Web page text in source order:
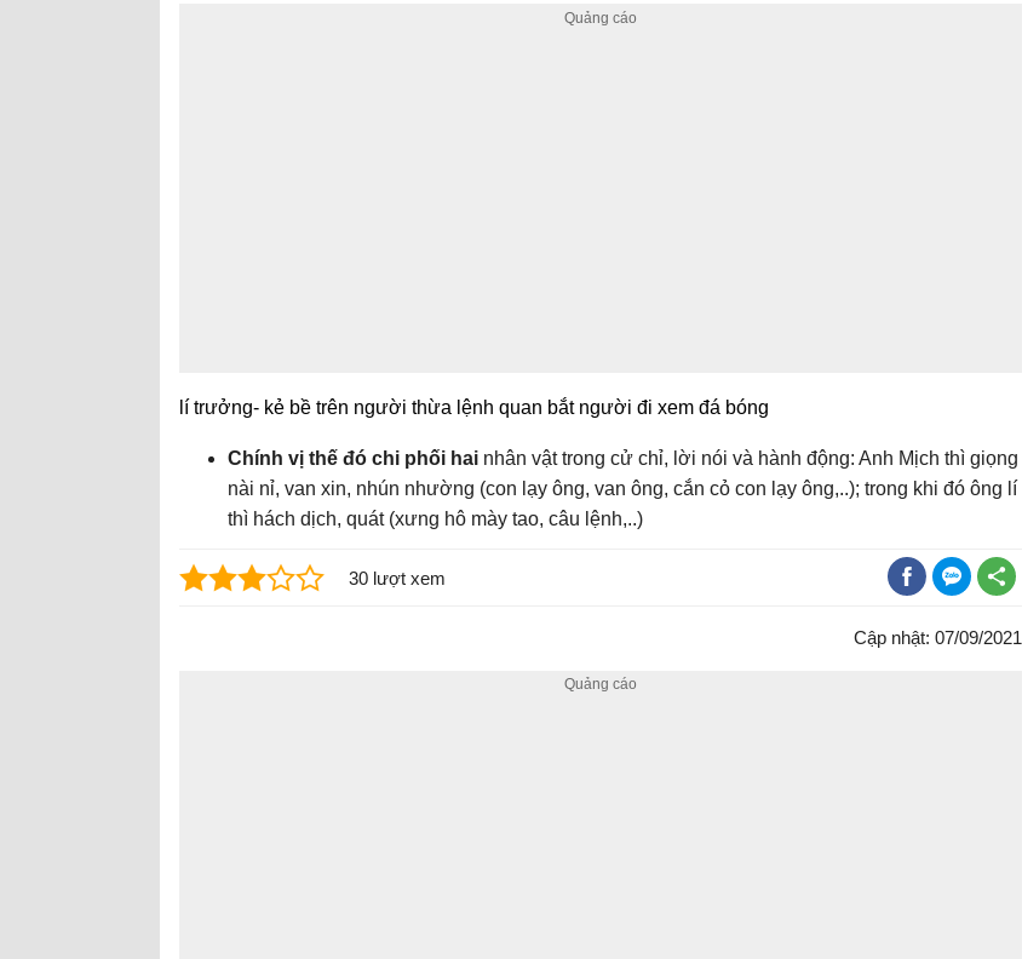
lí trưởng- kẻ bề trên người thừa lệnh quan bắt người đi xem đá bóng
Chính vị thế đó chi phối hai nhân vật trong cử chỉ, lời nói và hành động: Anh Mịch thì giọng
nài nỉ, van xin, nhún nhường (con lạy ông, van ông, cắn cỏ con lạy ông,..); trong khi đó ông lí
thì hách dịch, quát (xưng hô mày tao, câu lệnh,..)
30 lượt xem
Cập nhật: 07/09/2021